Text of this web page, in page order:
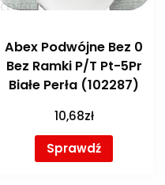
Abex Podwójne Bez 0
Bez Ramki P/T Pt-5Pr
Białe Perła (102287)
10,68zł
Sprawdź